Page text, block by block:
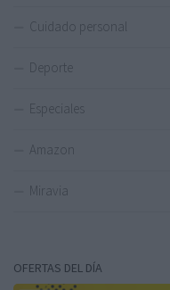
Cuidado personal
Deporte
Especiales
Amazon
Miravia
OFERTAS DEL DÍA